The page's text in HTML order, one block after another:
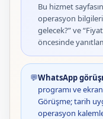
Bu hizmet
operasyon
gelecek?” ve
öncesinde
💬WhatsApp
programı ve
Görüşme; tarih
operasyon